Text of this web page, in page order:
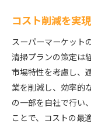
コスト削減を実
スーパーマーケット
清掃プランの策定は
市場特性を考慮し、
業を削減し、効率的
の一部を自社で行い
ことで、コストの最